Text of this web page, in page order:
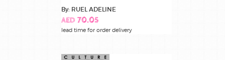
By: RUEL ADELINE
AED 70.05
lead time for order delivery